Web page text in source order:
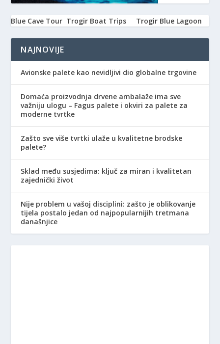
Blue Cave Tour Trogir Boat Trips Trogir Blue Lagoon
NAJNOVIJE
Avionske palete kao nevidljivi dio globalne trgovine
Domaća proizvodnja drvene ambalaže ima sve
važniju ulogu – Fagus palete i okviri za palete za
moderne tvrtke
Zašto sve više tvrtki ulaže u kvalitetne brodske
palete?
Sklad među susjedima: ključ za miran i kvalitetan
zajednički život
Nije problem u vašoj disciplini: zašto je oblikovanje
tijela postalo jedan od najpopularnijih tretmana
današnjice